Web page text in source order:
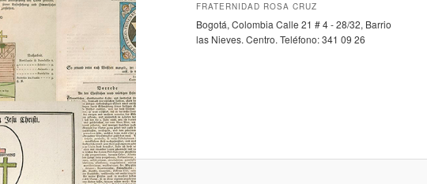
FRATERNIDAD ROSA CRUZ
Bogotá, Colombia Calle 21 # 4 - 28/32, Barrio
las Nieves. Centro. Teléfono: 341 09 26